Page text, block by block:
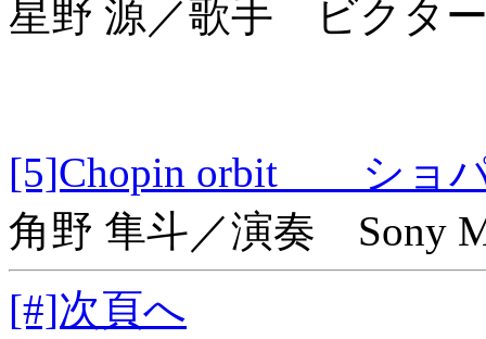
星野 源／歌手 ビクタ
[5]Chopin orbit ショ
角野 隼斗／演奏 Sony
[#]次頁へ